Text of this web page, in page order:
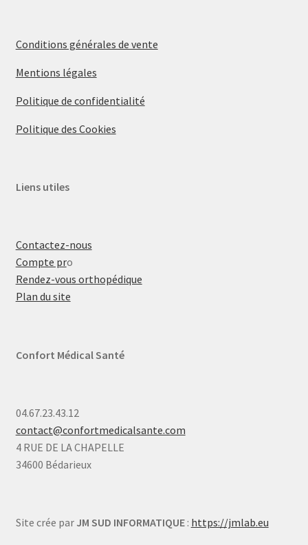
Conditions générales de vente
Mentions légales
Politique de confidentialité
Politique des Cookies
Liens utiles
Contactez-nous
Compte pro
Rendez-vous orthopédique
Plan du site
Confort Médical Santé
04.67.23.43.12
contact@confortmedicalsante.com
4 RUE DE LA CHAPELLE
34600 Bédarieux
Site crée par JM SUD INFORMATIQUE: https://jmlab.eu